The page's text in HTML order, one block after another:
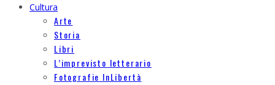
Cultura
Arte
Storia
Libri
L’imprevisto letterario
Fotografie InLibertà